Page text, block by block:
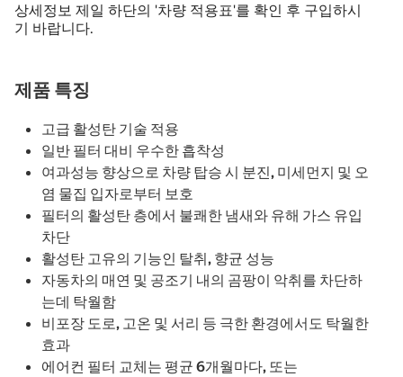
상세정보 제일 하단의 '차량 적용표'를 확인 후 구입하시
기 바랍니다.
제품 특징
고급 활성탄 기술 적용
일반 필터 대비 우수한 흡착성
여과성능 향상으로 차량 탑승 시 분진, 미세먼지 및 오
염 물집 입자로부터 보호
필터의 활성탄 층에서 불쾌한 냄새와 유해 가스 유입
차단
활성탄 고유의 기능인 탈취, 향균 성능
자동차의 매연 및 공조기 내의 곰팡이 악취를 차단하
는데 탁월함
비포장 도로, 고온 및 서리 등 극한 환경에서도 탁월한
효과
에어컨 필터 교체는 평균 6개월마다, 또는